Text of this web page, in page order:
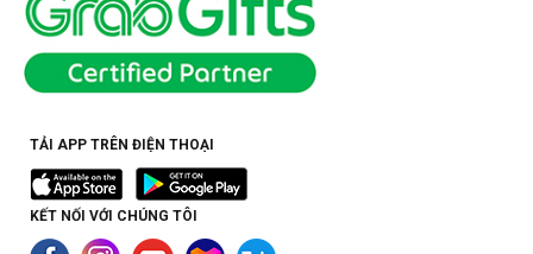
TẢI APP TRÊN ĐIỆN THOẠI
KẾT NỐI VỚI CHÚNG TÔI